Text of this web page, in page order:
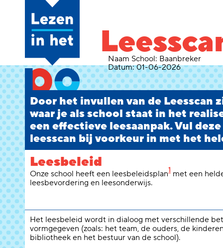
Naam School: Baanbreker
Datum:01-06-2026
Door het invullen van de Leesscan
waar je als school staat in het
een effectieve leesaanpak. Vul deze
leesscan bij voorkeur in met het
Leesbeleid
Onze school heeft een leesbeleidsplan1 met een
leesbevordering en leesonderwijs.
Het leesbeleid wordt in dialoog met verschillende
vormgegeven (zoals: het team, de ouders, de
bibliotheek en het bestuur van de school).